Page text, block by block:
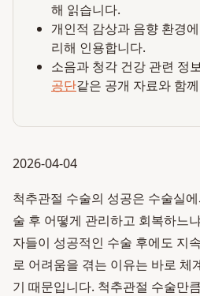
해 읽습니다.
개인적 감상과 음향 환경
리해 인용합니다.
소음과 청각 건강 관련 정
공단같은 공개 자료와 함
2026-04-04
척추관절 수술의 성공은 수술실
술 후 어떻게 관리하고 회복하느
자들이 성공적인 수술 후에도 지
로 어려움을 겪는 이유는 바로 체
기 때문입니다. 척추관절 수술만